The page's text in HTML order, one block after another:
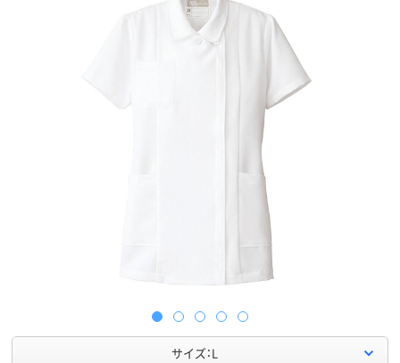
サイズ：L